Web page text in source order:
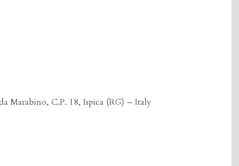
Marabino, C.P. 18, Ispica (RG) – Italy